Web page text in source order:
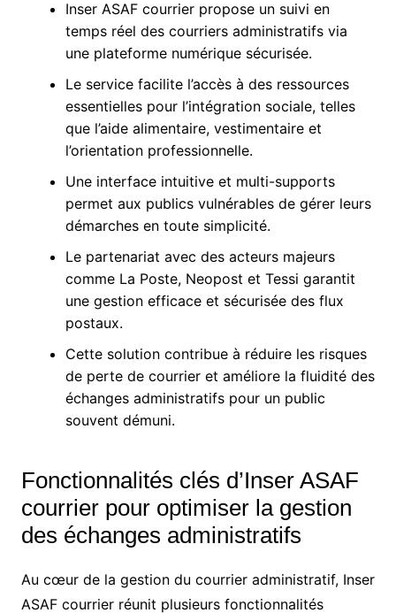
Inser ASAF courrier propose un suivi en
temps réel des courriers administratifs via
une plateforme numérique sécurisée.
Le service facilite l’accès à des ressources
essentielles pour l’intégration sociale, telles
que l’aide alimentaire, vestimentaire et
l’orientation professionnelle.
Une interface intuitive et multi-supports
permet aux publics vulnérables de gérer leurs
démarches en toute simplicité.
Le partenariat avec des acteurs majeurs
comme La Poste, Neopost et Tessi garantit
une gestion efficace et sécurisée des flux
postaux.
Cette solution contribue à réduire les risques
de perte de courrier et améliore la fluidité des
échanges administratifs pour un public
souvent démuni.
Fonctionnalités clés d’Inser ASAF
courrier pour optimiser la gestion
des échanges administratifs
Au cœur de la gestion du courrier administratif, Inser
ASAF courrier réunit plusieurs fonctionnalités